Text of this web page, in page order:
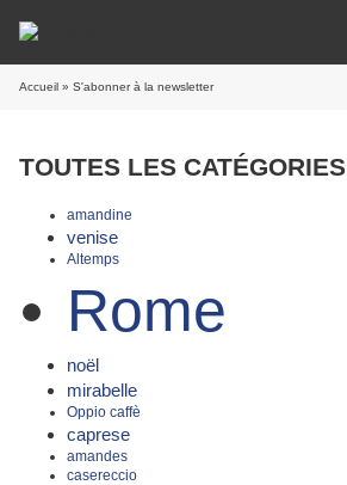
Accueil » S'abonner à la newsletter
TOUTES LES CATÉGORIES
amandine
venise
Altemps
Rome
noël
mirabelle
Oppio caffè
caprese
amandes
casereccio